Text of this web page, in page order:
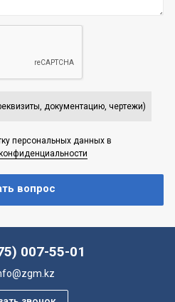
документацию, чертежи)
персональных данных в
007-55-01